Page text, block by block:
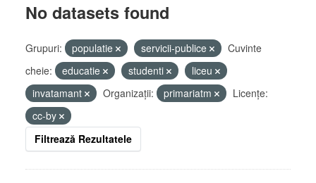
No datasets found
Grupuri: populatie servicii-publice
Cuvinte
cheie:
educatie studenti
liceu
invatamant
Organizații: primariatm
Licenţe:
cc-by
Filtrează Rezultatele